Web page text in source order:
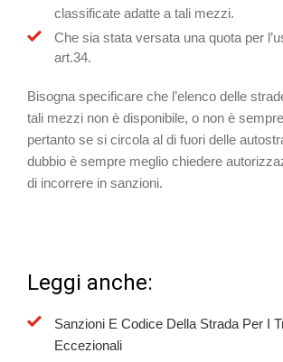
classificate adatte a tali mezzi.
Che sia stata versata una quota per
art.34.
Bisogna specificare che l’elenco delle
tali mezzi non è disponibile, o non è
pertanto se si circola al di fuori delle
dubbio è sempre meglio chiedere
di incorrere in sanzioni.
Leggi anche:
Sanzioni E Codice Della Strada Per I
Eccezionali